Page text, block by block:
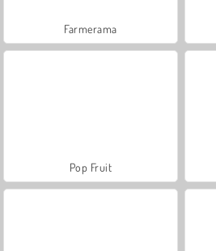
Farmerama
Pop Fruit